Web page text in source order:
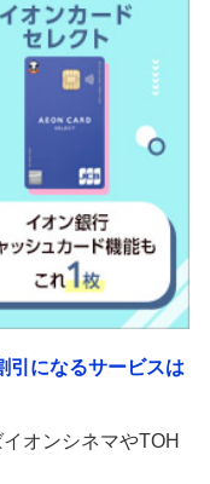
引になるサービスは
オンシネマやTOH